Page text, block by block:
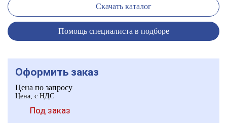
Скачать каталог
Помощь специалиста в подборе
Оформить заказ
Цена по запросу
Цена, с НДС
Под заказ